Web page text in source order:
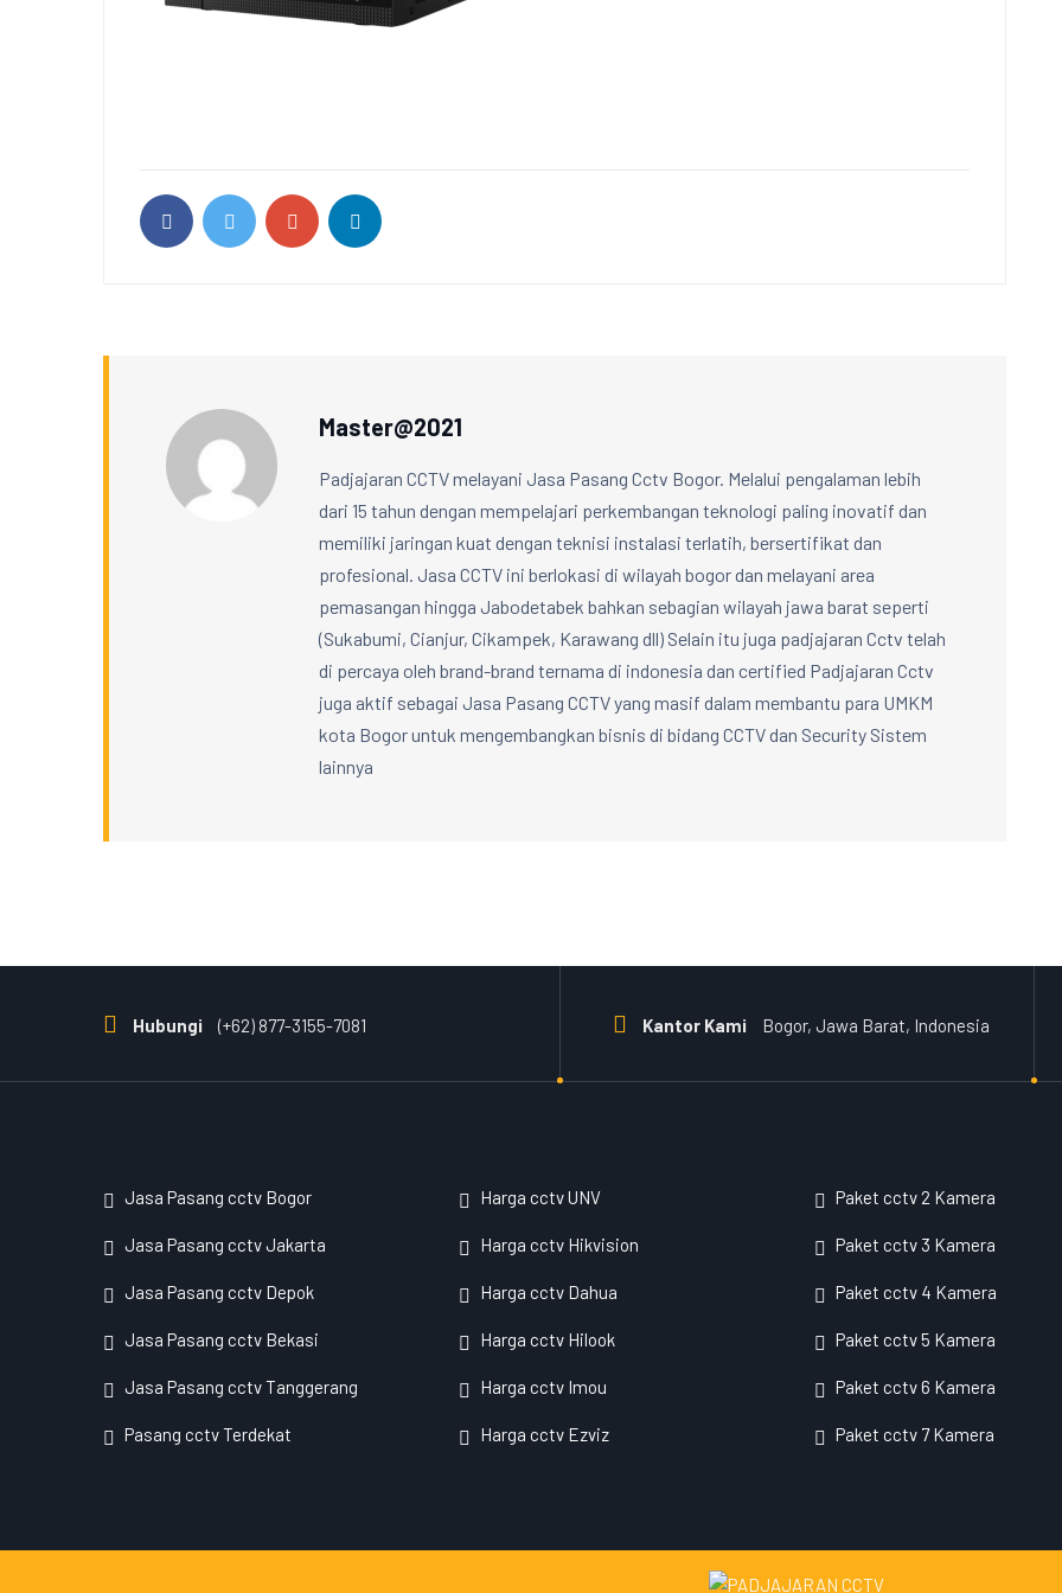
Master@2021
Padjajaran CCTV melayani Jasa Pasang Cctv Bogor. Melalui pengalaman lebih
dari 15 tahun dengan mempelajari perkembangan teknologi paling inovatif dan
memiliki jaringan kuat dengan teknisi instalasi terlatih, bersertifikat dan
profesional. Jasa CCTV ini berlokasi di wilayah bogor dan melayani area
pemasangan hingga Jabodetabek bahkan sebagian wilayah jawa barat seperti
(Sukabumi, Cianjur, Cikampek, Karawang dll) Selain itu juga padjajaran Cctv telah
di percaya oleh brand-brand ternama di indonesia dan certified Padjajaran Cctv
juga aktif sebagai Jasa Pasang CCTV yang masif dalam membantu para UMKM
kota Bogor untuk mengembangkan bisnis di bidang CCTV dan Security Sistem
lainnya
Hubungi (+62) 877-3155-7081 Kantor Kami Bogor, Jawa Barat, Indonesia
Jasa Pasang cctv Bogor
Jasa Pasang cctv Jakarta
Jasa Pasang cctv Depok
Jasa Pasang cctv Bekasi
Jasa Pasang cctv Tanggerang
Pasang cctv Terdekat
Harga cctv UNV
Harga cctv Hikvision
Harga cctv Dahua
Harga cctv Hilook
Harga cctv Imou
Harga cctv Ezviz
Paket cctv 2 Kamera
Paket cctv 3 Kamera
Paket cctv 4 Kamera
Paket cctv 5 Kamera
Paket cctv 6 Kamera
Paket cctv 7 Kamera